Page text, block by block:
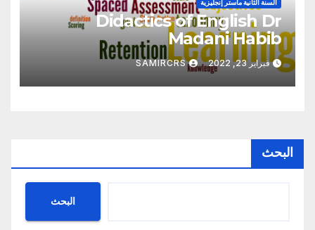
السنة الثانية ماستر إنجليزية
Didactics of English Dr
Madani Habib
فبراير 23, 2022 SAMIRCRS
البحث
البحث